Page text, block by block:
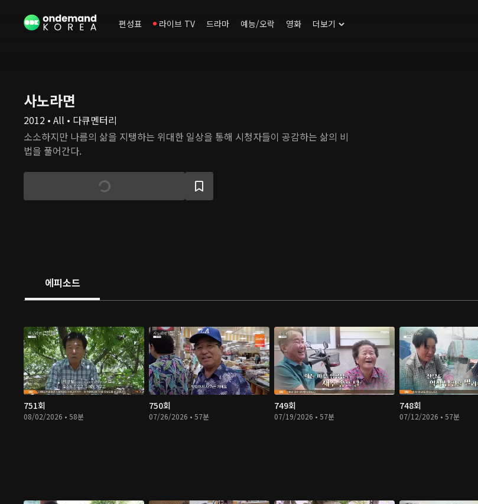
편성표 라이브 TV 드라마 예능/오락 영화 더보기
사노라면
2012 • All • 다큐멘터리
소소하지만 나름의 삶을 지탱하는 위대한 일상을 통해 시청자들이 공감하는 삶의 비
법을 풀어간다.
에피소드
751회
08/02/2026 • 58분
750회
07/26/2026 • 57분
749회
07/19/2026 • 57분
748회
07/12/2026 • 57분